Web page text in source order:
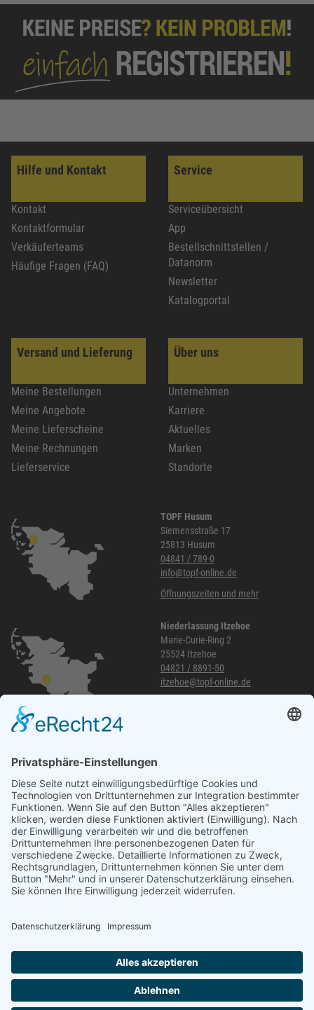
Hilfe und Kontakt
Kontakt
Kontaktformular
Verkäuferteams
Häufige Fragen (FAQ)
Service
Serviceübersicht
App
Bestellschnittstellen /
Datanorm
Newsletter
Katalogportal
Versand und Lieferung
Meine Bestellungen
Meine Angebote
Meine Lieferscheine
Meine Rechnungen
Lieferservice
Über uns
Unternehmen
Karriere
Aktuelles
Marken
Standorte
TOPF Husum
Siemensstraße 17
25813 Husum
04841 / 789-0
info@topf-online.de
Öffnungszeiten und mehr
Niederlassung Itzehoe
Marie-Curie-Ring 2
25524 Itzehoe
04821 / 8891-50
itzehoe@topf-online.de
040 / 21 04 04 04-04
glinde@topf-online.de
Öffnungszeiten und mehr
Desktop-Version